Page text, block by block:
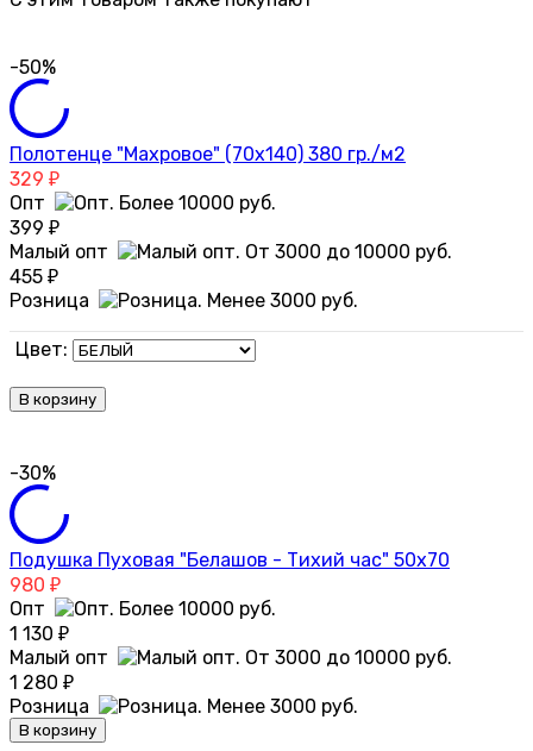
-50%
Полотенце "Махровое" (70х140) 380 гр./м2
329 ₽
Опт
399 ₽
Малый опт
455 ₽
Розница
Цвет:
В корзину
-30%
Подушка Пуховая "Белашов - Тихий час" 50х70
980 ₽
Опт
1 130 ₽
Малый опт
1 280 ₽
Розница
В корзину